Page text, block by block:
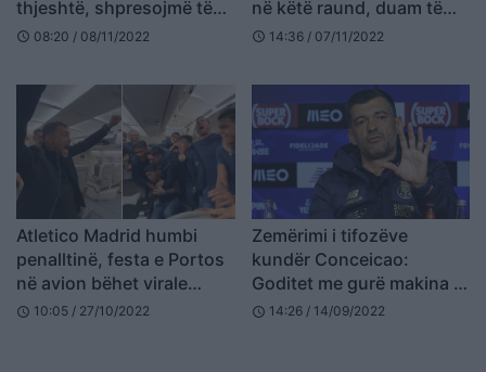
thjeshtë, shpresojmë të
jemi në formë
schedule 08:20 / 08/11/2022
në këtë raund, duam të
kalojmë në çerekfinale
schedule 14:36 / 07/11/2022
Atletico Madrid humbi
penalltinë, festa e Portos
në avion bëhet virale
(VIDEO)
schedule 10:05 / 27/10/2022
Zemërimi i tifozëve
kundër Conceicao:
Goditet me gurë makina e
tij, plagoset i biri
schedule 14:26 / 14/09/2022